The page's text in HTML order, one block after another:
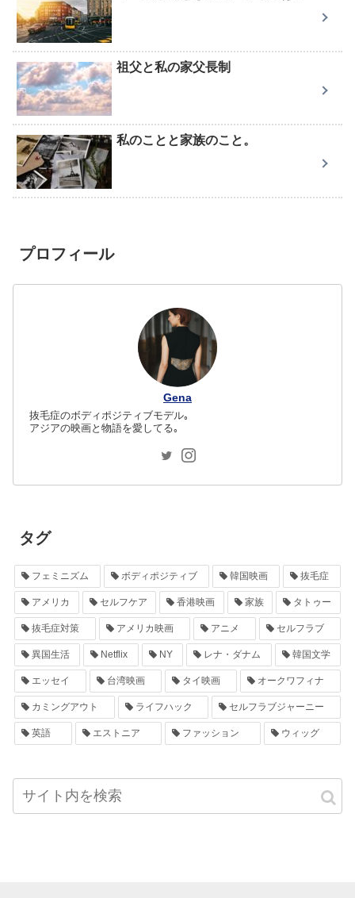
祖父と私の家父長制
私のことと家族のこと。
プロフィール
Gena
抜毛症のボディポジティブモデル｡
アジアの映画と物語を愛してる｡
タグ
フェミニズム ボディポジティブ 韓国映画 抜毛症
アメリカ セルフケア 香港映画 家族 タトゥー
抜毛症対策 アメリカ映画 アニメ セルフラブ
異国生活 Netflix NY レナ・ダナム 韓国文学
エッセイ 台湾映画 タイ映画 オークワフィナ
カミングアウト ライフハック セルフラブジャーニー
英語 エストニア ファッション ウィッグ